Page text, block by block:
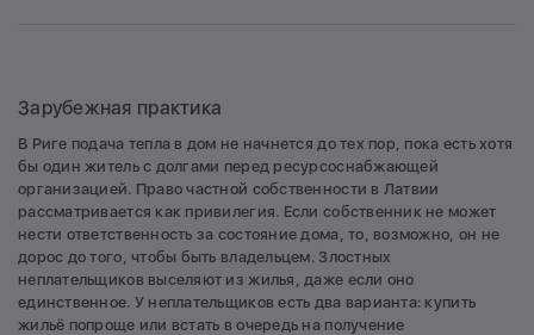
Зарубежная практика
В Риге подача тепла в дом не начнется до тех пор, пока есть хотя
бы один житель с долгами перед ресурсоснабжающей
организацией. Право частной собственности в Латвии
рассматривается как привилегия. Если собственник не может
нести ответственность за состояние дома, то, возможно, он не
дорос до того, чтобы быть владельцем. Злостных
неплательщиков выселяют из жилья, даже если оно
единственное. У неплательщиков есть два варианта: купить
жильё попроще или встать в очередь на получение